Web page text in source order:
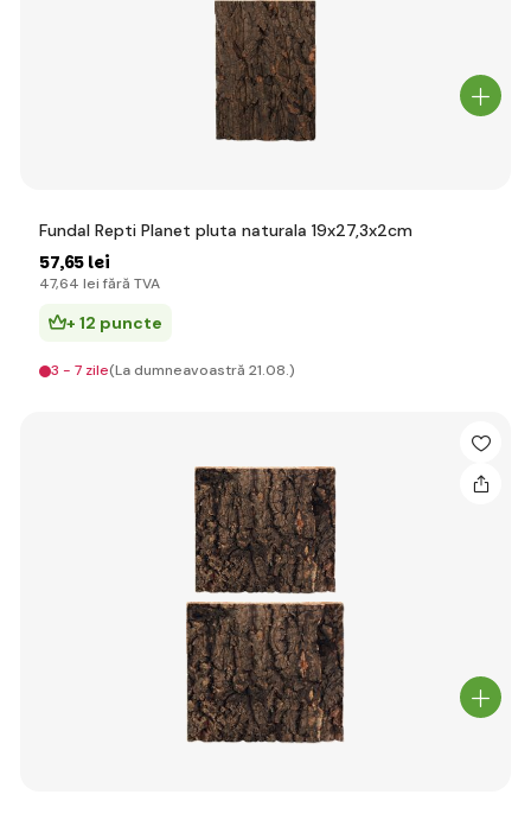
Fundal Repti Planet pluta naturala 19x27,3x2cm
57,65 lei
47,64 lei fără TVA
+ 12 puncte
3 - 7 zile(La dumneavoastră 21.08.)